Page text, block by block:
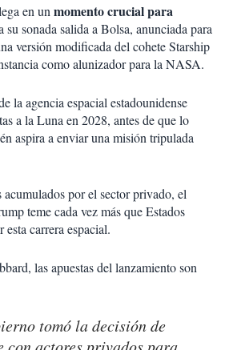
en unmomento crucial para
su sonada salida a Bolsa, anunciada para
versión modificada del cohete Starship
como alunizador para la NASA.
la agencia espacial estadounidense
a la Luna en 2028, antes de que lo
aspira a enviar una misión tripulada
acumulados por el sector privado, el
teme cada vez más que Estados
carrera espacial.
las apuestas del lanzamiento son
tomó la decisión de